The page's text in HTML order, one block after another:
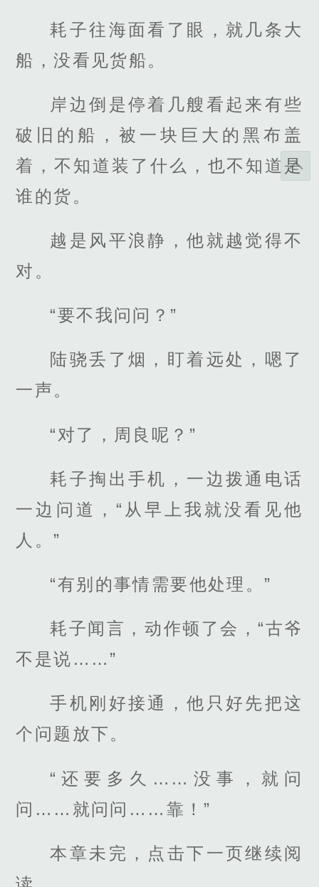
耗子往海面看了眼，就几条大
船，没看见货船。
岸边倒是停着几艘看起来有些
破旧的船，被一块巨大的黑布盖
着，不知道装了什么，也不知道是
谁的货。
越是风平浪静，他就越觉得不
对。
“要不我问问？”
陆骁丢了烟，盯着远处，嗯了
一声。
“对了，周良呢？”
耗子掏出手机，一边拨通电话
一边问道，“从早上我就没看见他
人。”
“有别的事情需要他处理。”
耗子闻言，动作顿了会，“古爷
不是说……”
手机刚好接通，他只好先把这
个问题放下。
“还要多久……没事，就问
问……就问问……靠！”
本章未完，点击下一页继续阅